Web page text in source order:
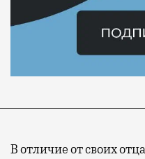
В отличие от своих